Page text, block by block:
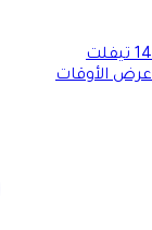
14 تيفلت
عرض الأوقات